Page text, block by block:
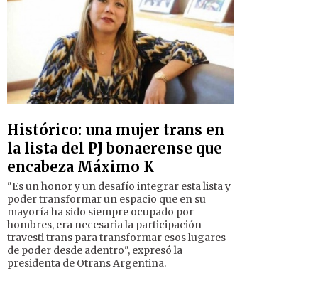
Histórico: una mujer trans en
la lista del PJ bonaerense que
encabeza Máximo K
"Es un honor y un desafío integrar esta lista y
poder transformar un espacio que en su
mayoría ha sido siempre ocupado por
hombres, era necesaria la participación
travesti trans para transformar esos lugares
de poder desde adentro", expresó la
presidenta de Otrans Argentina.